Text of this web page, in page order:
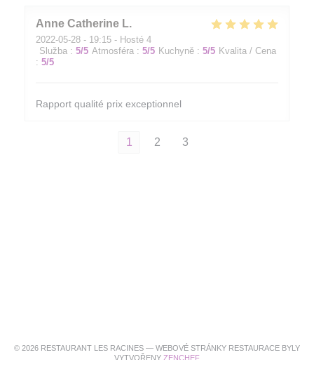
Anne Catherine L
2022-05-28 - 19:15 - Hosté 4
Služba : 5/5 Atmosféra : 5/5 Kuchyně : 5/5 Kvalita / Cena
: 5/5
Rapport qualité prix exceptionnel
1 2 3
© 2026 RESTAURANT LES RACINES — WEBOVÉ STRÁNKY RESTAURACE BYLY
VYTVOŘENY ZENCHEF((OTEVŘE SE V NOVÉM OKNĚ))